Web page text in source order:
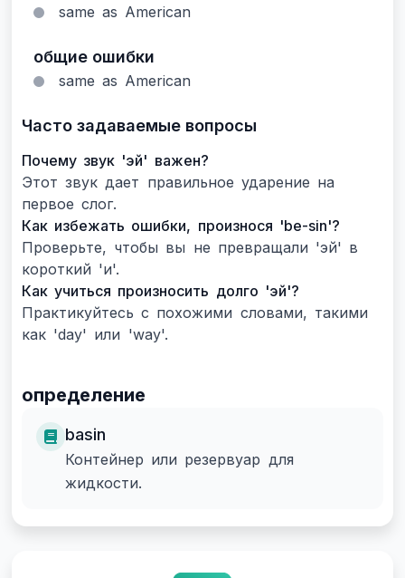
same as American
общие ошибки
same as American
Часто задаваемые вопросы
Почему звук 'эй' важен?
Этот звук дает правильное ударение на
первое слог.
Как избежать ошибки, произнося 'be-sin'?
Проверьте, чтобы вы не превращали 'эй' в
короткий 'и'.
Как учиться произносить долго 'эй'?
Практикуйтесь с похожими словами, такими
как 'day' или 'way'.
определение
basin
Контейнер или резервуар для
жидкости.